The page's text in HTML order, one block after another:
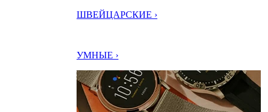
ШВЕЙЦАРСКИЕ ›
УМНЫЕ ›